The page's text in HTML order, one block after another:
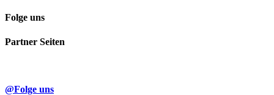
Folge uns
Partner Seiten
@Folge uns